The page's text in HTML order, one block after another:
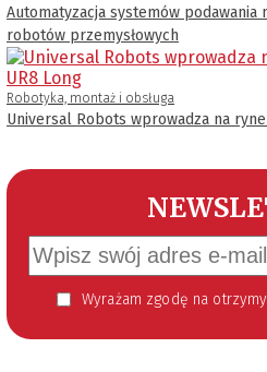
Automatyzacja systemów podawania
robotów przemysłowych
Robotyka, montaż i obsługa
Universal Robots wprowadza na
Wyrażam zgodę na otrzymywanie informacji handlowej kierowanej do mnie za pomocą środków komunikacji elektronicznej w szczególności poczty elektronicznej zgodnie z przepisem art. 10 ust 2 ustawy z dnia 18 lipca 2002 roku o świadczeniu usług drogą elektroniczną (Dz. U.